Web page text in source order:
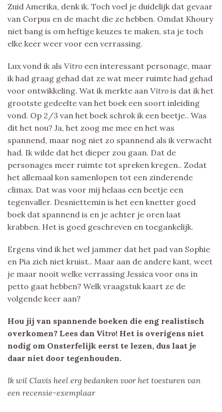
Zuid Amerika, denk ik. Toch voel je duidelijk dat gevaar
van Corpus en de macht die ze hebben. Omdat Khoury
niet bang is om heftige keuzes te maken, sta je toch
elke keer weer voor een verrassing.
Lux vond ik als Vitro een interessant personage, maar
ik had graag gehad dat ze wat meer ruimte had gehad
voor ontwikkeling. Wat ik merkte aan Vitro is dat ik het
grootste gedeelte van het boek een soort inleiding
vond. Op 2/3 van het boek schrok ik een beetje.. Was
dit het nou? Ja, het zoog me mee en het was
spannend, maar nog niet zo spannend als ik verwacht
had. Ik wilde dat het dieper zou gaan. Dat de
personages meer ruimte tot spreken kregen.. Zodat
het allemaal kon samenlopen tot een zinderende
climax. Dat was voor mij helaas een beetje een
tegenvaller. Desniettemin is het een knetter goed
boek dat spannend is en je achter je oren laat
krabben. Het is goed geschreven en toegankelijk.
Ergens vind ik het wel jammer dat het pad van Sophie
en Pia zich niet kruist.. Maar aan de andere kant, weet
je maar nooit welke verrassing Jessica voor ons in
petto gaat hebben? Welk vraagstuk kaart ze de
volgende keer aan?
Hou jij van spannende boeken die eng realistisch
overkomen? Lees dan Vitro! Het is overigens niet
nodig om Onsterfelijk eerst te lezen, dus laat je
daar niet door tegenhouden.
Ik wil Clavis heel erg bedanken voor het toesturen van
een recensie-exemplaar